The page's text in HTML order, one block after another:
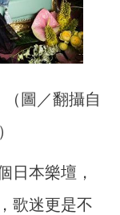
圖／翻攝自
日本樂壇，
歌迷更是不